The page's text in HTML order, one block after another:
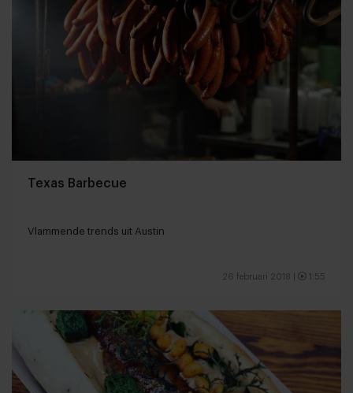
Texas Barbecue
Vlammende trends uit Austin
26 februari 2018 1:55